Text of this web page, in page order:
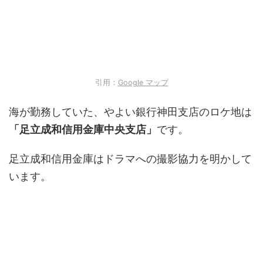
引用： Google マップ
海が勤務していた、やよい銀行神田支店のロケ地は
「足立成和信用金庫中央支店」 です。
足立成和信用金庫はドラマへの撮影協力を明かして
います。